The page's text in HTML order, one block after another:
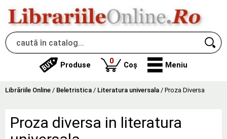
Produse 0produse
Coș Meniu
Librăriile Online / Beletristica / Literatura universala / Proza Diversa
Proza diversa in literatura